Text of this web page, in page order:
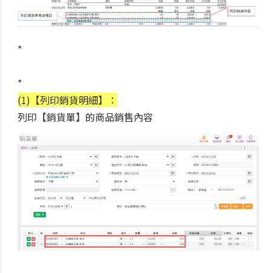
*
*
(1)【列印銷貨明細】：
列印【銷貨單】的商品銷售內容